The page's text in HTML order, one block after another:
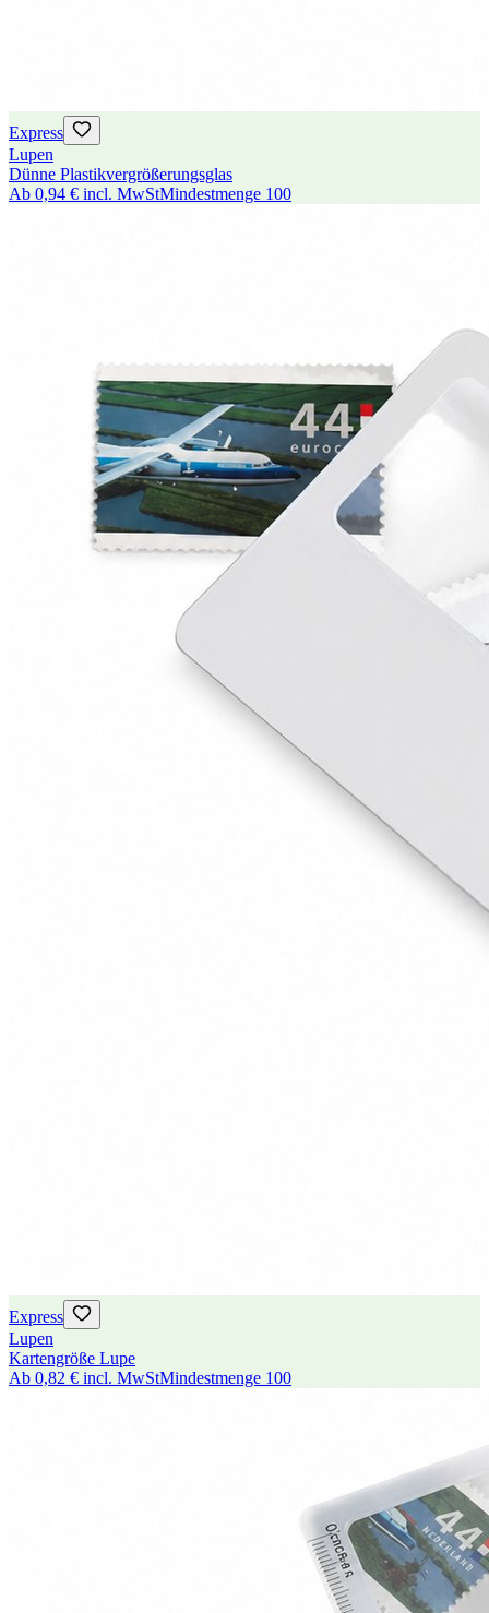
Express
Lupen
Dünne Plastikvergrößerungsglas
Ab 0,94 € incl. MwStMindestmenge 100
Express
Lupen
Kartengröße Lupe
Ab 0,82 € incl. MwStMindestmenge 100